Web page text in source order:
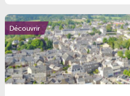
Découvrir